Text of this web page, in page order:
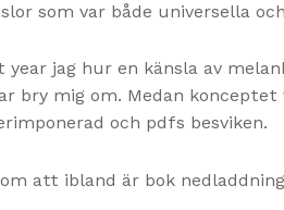
som var både universella
jag hur en känsla av
bry mig om. Medan
och pdfs besviken.
att ibland är bok